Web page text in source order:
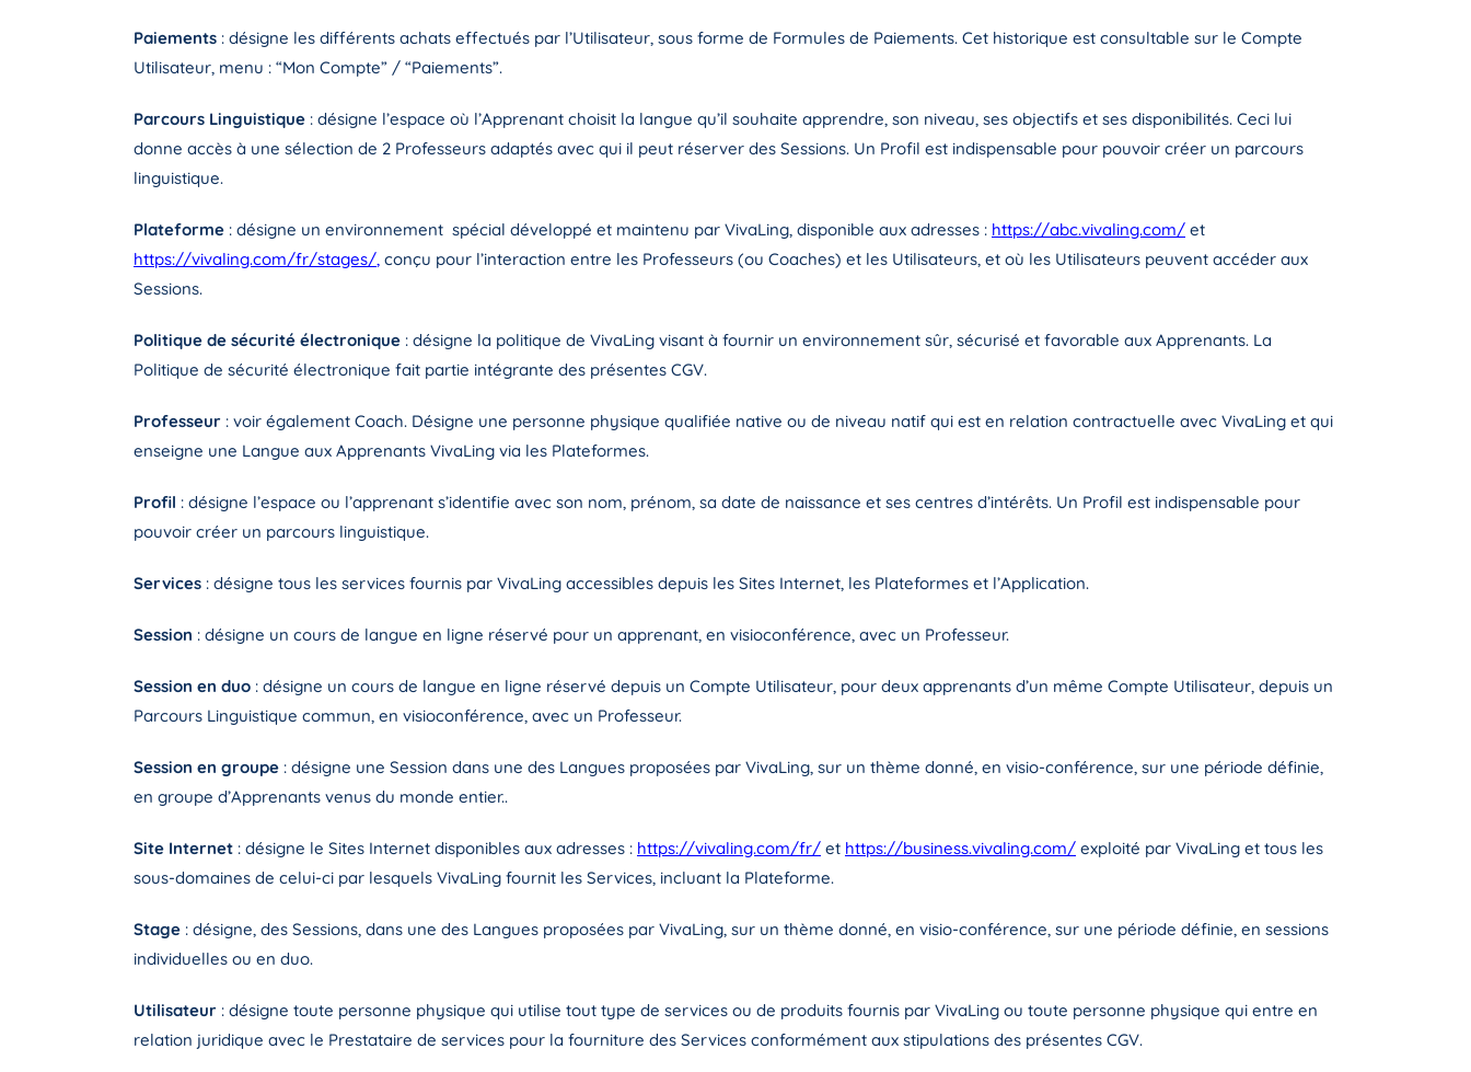
Paiements : désigne les différents achats effectués par l’Utilisateur, sous forme de Formules de Paiements. Cet historique est consultable sur le Compte
Utilisateur, menu : “Mon Compte” / “Paiements”.
Parcours Linguistique : désigne l’espace où l’Apprenant choisit la langue qu’il souhaite apprendre, son niveau, ses objectifs et ses disponibilités. Ceci lui
donne accès à une sélection de 2 Professeurs adaptés avec qui il peut réserver des Sessions. Un Profil est indispensable pour pouvoir créer un parcours
linguistique.
Plateforme : désigne un environnement spécial développé et maintenu par VivaLing, disponible aux adresses : https://abc.vivaling.com/ et
https://vivaling.com/fr/stages/, conçu pour l’interaction entre les Professeurs (ou Coaches) et les Utilisateurs, et où les Utilisateurs peuvent accéder aux
Sessions.
Politique de sécurité électronique : désigne la politique de VivaLing visant à fournir un environnement sûr, sécurisé et favorable aux Apprenants. La
Politique de sécurité électronique fait partie intégrante des présentes CGV.
Professeur : voir également Coach. Désigne une personne physique qualifiée native ou de niveau natif qui est en relation contractuelle avec VivaLing et qui
enseigne une Langue aux Apprenants VivaLing via les Plateformes.
Profil : désigne l’espace ou l’apprenant s’identifie avec son nom, prénom, sa date de naissance et ses centres d’intérêts. Un Profil est indispensable pour
pouvoir créer un parcours linguistique.
Services : désigne tous les services fournis par VivaLing accessibles depuis les Sites Internet, les Plateformes et l’Application.
Session : désigne un cours de langue en ligne réservé pour un apprenant, en visioconférence, avec un Professeur.
Session en duo : désigne un cours de langue en ligne réservé depuis un Compte Utilisateur, pour deux apprenants d’un même Compte Utilisateur, depuis un
Parcours Linguistique commun, en visioconférence, avec un Professeur.
Session en groupe : désigne une Session dans une des Langues proposées par VivaLing, sur un thème donné, en visio-conférence, sur une période définie,
en groupe d’Apprenants venus du monde entier..
Site Internet : désigne le Sites Internet disponibles aux adresses : https://vivaling.com/fr/ et https://business.vivaling.com/ exploité par VivaLing et tous les
sous-domaines de celui-ci par lesquels VivaLing fournit les Services, incluant la Plateforme.
Stage : désigne, des Sessions, dans une des Langues proposées par VivaLing, sur un thème donné, en visio-conférence, sur une période définie, en sessions
individuelles ou en duo.
Utilisateur : désigne toute personne physique qui utilise tout type de services ou de produits fournis par VivaLing ou toute personne physique qui entre en
relation juridique avec le Prestataire de services pour la fourniture des Services conformément aux stipulations des présentes CGV.